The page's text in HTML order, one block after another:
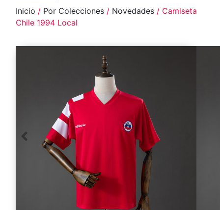
Inicio / Por Colecciones / Novedades / Camiseta
Chile 1994 Local